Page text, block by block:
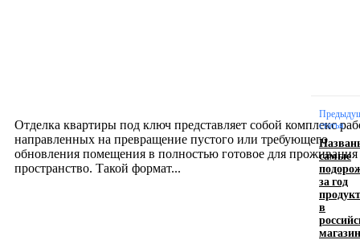
Отделка квартиры под ключ представляет собой комплекс
направленных на превращение пустого или требующего
обновления помещения в полностью готовое для проживания
пространство. Такой формат...
логотипом: эффективный инструмент бренда
статья
самые
за год
в